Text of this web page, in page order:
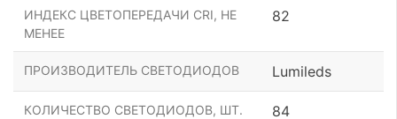
ИНДЕКС ЦВЕТОПЕРЕДАЧИ CRI, НЕ
МЕНЕЕ
82
ПРОИЗВОДИТЕЛЬ СВЕТОДИОДОВ Lumileds
КОЛИЧЕСТВО СВЕТОДИОДОВ, ШТ. 84